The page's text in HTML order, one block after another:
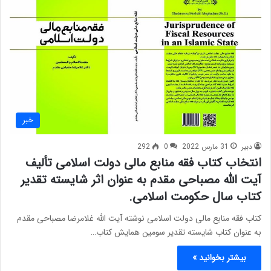
خبر
دبیر 31 مارس 2022 0
292
انتخاب کتاب فقه منابع مالی دولت اسلامی تألیف
آیت الله مصباحی مقدم به عنوان اثر شایسته تقدیر
کتاب سال حکومت اسلامی.
کتاب فقه منابع مالی دولت اسلامی نوشته آیت الله غلامرضا مصباحی مقدم
به عنوان کتاب شایسته تقدیر سومین همایش کتاب…
بیشتر بخوانید »